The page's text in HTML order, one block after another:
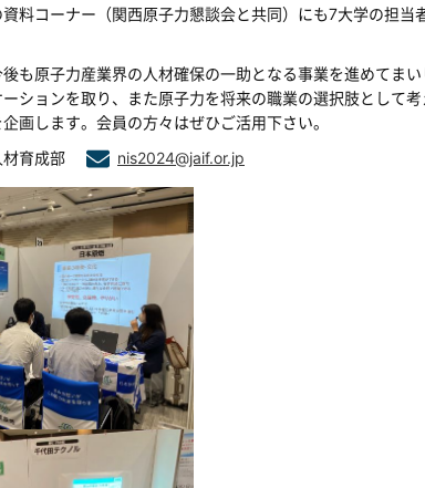
料コーナー（関西原子力懇談会と共同）にも7大学の担
も原子力産業界の人材確保の一助となる事業を進めてま
ションを取り、また原子力を将来の職業の選択肢として
画します。会員の方々はぜひご活用下さい。
材育成部
nis2024@jaif.or.jp